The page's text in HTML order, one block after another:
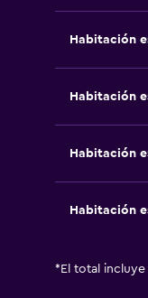
Habitación
Habitación
Habitación
Habitación
* El total